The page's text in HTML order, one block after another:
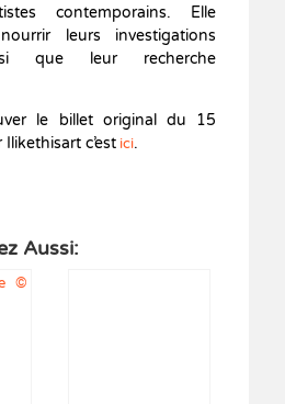
contemporains. Elle
leurs investigations
que leur recherche
le billet original du 15
c’estici.
Aussi: